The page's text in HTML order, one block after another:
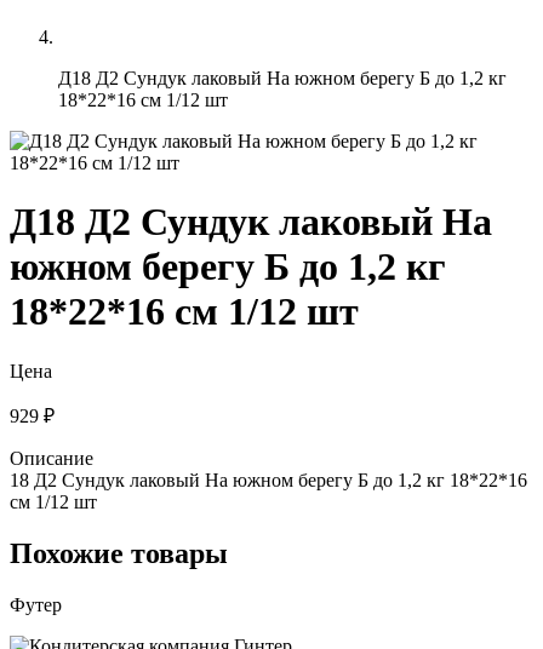
Д18 Д2 Сундук лаковый На южном берегу Б до 1,2 кг
18*22*16 см 1/12 шт
Д18 Д2 Сундук лаковый На
южном берегу Б до 1,2 кг
18*22*16 см 1/12 шт
Цена
929 ₽
Описание
18 Д2 Сундук лаковый На южном берегу Б до 1,2 кг 18*22*16
см 1/12 шт
Похожие товары
Футер